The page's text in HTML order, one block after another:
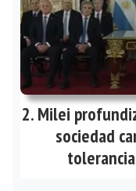
Milei
sociedad